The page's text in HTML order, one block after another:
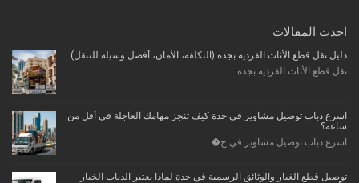
احدث المقالات
دليل نقل قطع الأثاث الفردية بجدة (التكلفة، الأمان، أفضل وسيلة للتنقل)
نقل قطع الأثاث الفردية بجدة...
اسرع دباب توصيل مشاوير في جدة كيف تنجز مهامك العاجلة في أقل من
ساعة؟
اسرع دباب توصيل مشاوير في ج�...
توصيل قطع الغيار والوثائق الرسمية في جدة لماذا يعتبر الدباب الخيار